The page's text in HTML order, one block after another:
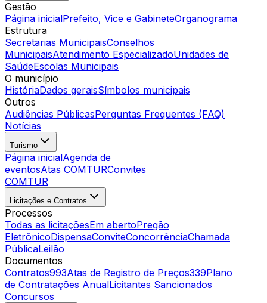
Gestão
Página inicialPrefeito, Vice e GabineteOrganograma
Estrutura
Secretarias MunicipaisConselhos
MunicipaisAtendimento EspecializadoUnidades de
SaúdeEscolas Municipais
O município
HistóriaDados geraisSímbolos municipais
Outros
Audiências PúblicasPerguntas Frequentes (FAQ)
Notícias
Turismo
Página inicialAgenda de
eventosAtas COMTURConvites
COMTUR
Licitações e Contratos
Processos
Todas as licitaçõesEm abertoPregão
EletrônicoDispensaConviteConcorrênciaChamada
PúblicaLeilão
Documentos
Contratos993Atas de Registro de Preços339Plano
de Contratações AnualLicitantes Sancionados
Concursos